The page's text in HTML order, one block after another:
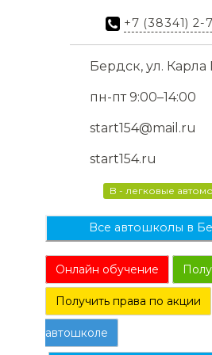
+7 (38341) 2-
Бердск, ул. Карла
пн-пт 9:00–14:00
start154@mail.ru
start154.ru
B - легковые
Все автошколы в
Онлайн обучение
Получить права по акции
автошколе